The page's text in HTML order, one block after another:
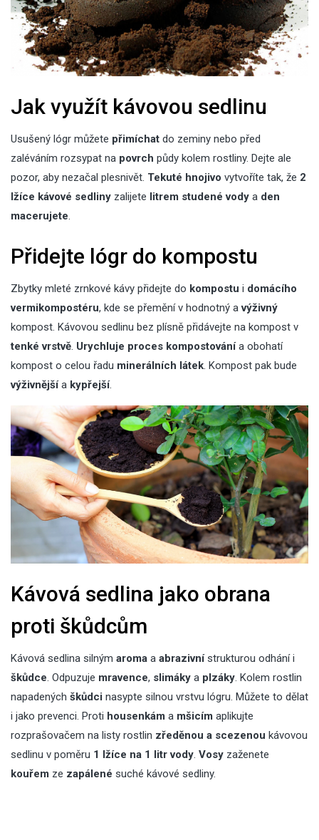
Jak využít kávovou sedlinu
Usušený lógr můžete přimíchat do zeminy nebo před
zaléváním rozsypat na povrch půdy kolem rostliny. Dejte ale
pozor, aby nezačal plesnivět. Tekuté hnojivo vytvoříte tak, že 2
lžíce kávové sedliny zalijete litrem studené vody a den
macerujete.
Přidejte lógr do kompostu
Zbytky mleté zrnkové kávy přidejte do kompostu i domácího
vermikompostéru, kde se přemění v hodnotný avýživný
kompost. Kávovou sedlinu bez plísně přidávejte na kompost v
tenké vrstvě. Urychluje proces kompostovánía obohatí
kompost o celou řadu minerálních látek. Kompost pak bude
výživnějšía kypřejší.
Kávová sedlina jako obrana
proti škůdcům
Kávová sedlina silným aroma a abrazivnístrukturou odhání i
škůdce. Odpuzuje mravence, slimáky a plzáky. Kolem rostlin
napadených škůdci nasypte silnou vrstvu lógru. Můžete to dělat
i jako prevenci. Proti housenkám a mšicím aplikujte
rozprašovačem na listy rostlin zředěnou a scezenou kávovou
sedlinu v poměru 1 lžíce na 1 litr vody. Vosy zaženete
kouřem ze zapálené suché kávové sedliny.